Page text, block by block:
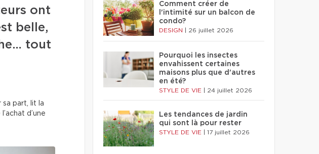
ont
belle,
tout
sa part, lit la
d’une
Comment créer de
l'intimité sur un balcon de
condo?
DESIGN 26 juillet 2026
Pourquoi les insectes
envahissent certaines
maisons plus que d'autres
en été?
STYLE DE VIE 24 juillet 2026
Les tendances de jardin
qui sont là pour rester
STYLE DE VIE 17 juillet 2026